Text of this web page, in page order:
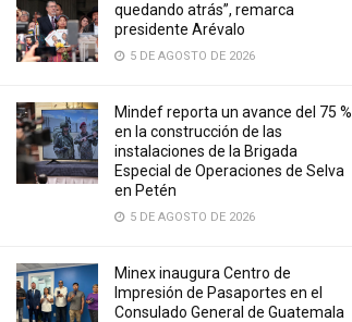
quedando atrás”, remarca
presidente Arévalo
5 DE AGOSTO DE 2026
Mindef reporta un avance del 75 %
en la construcción de las
instalaciones de la Brigada
Especial de Operaciones de Selva
en Petén
5 DE AGOSTO DE 2026
Minex inaugura Centro de
Impresión de Pasaportes en el
Consulado General de Guatemala